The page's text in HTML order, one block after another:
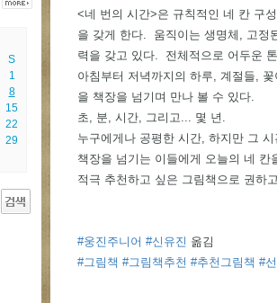
<네 번의 시간>은 규칙적인 네 칸 구
을 갖게 한다.  움직이는 생명체, 고정
력을 갖고 있다.  전체적으로 어두운
아침부터 저녁까지의 하루, 계절들,
을 책장을 넘기며 만나 볼 수 있다.
초, 분, 시간, 그리고... 몇 년.
누구에게나 공평한 시간, 하지만 그
책장을 넘기는 이들에게 오늘의 네
적극 추천하고 싶은 그림책으로 권하
#웅진주니어 #신유진 옮김
#그림책 #그림책추천 #추천그림책 #
S
1
8
15
22
29